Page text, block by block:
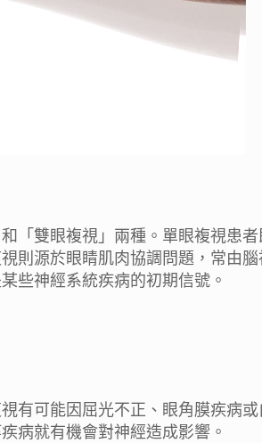
「雙眼複視」兩種。單眼複視患
則源於眼睛肌肉協調問題，常由
些神經系統疾病的初期信號。
視有可能因屈光不正、眼角膜疾病
病就有機會對神經造成影響。